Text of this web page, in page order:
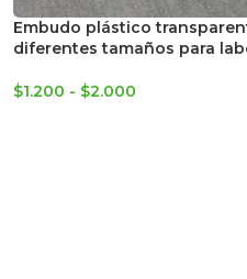
Embudo plástico
diferentes tamaños para
$1.200 - $2.000